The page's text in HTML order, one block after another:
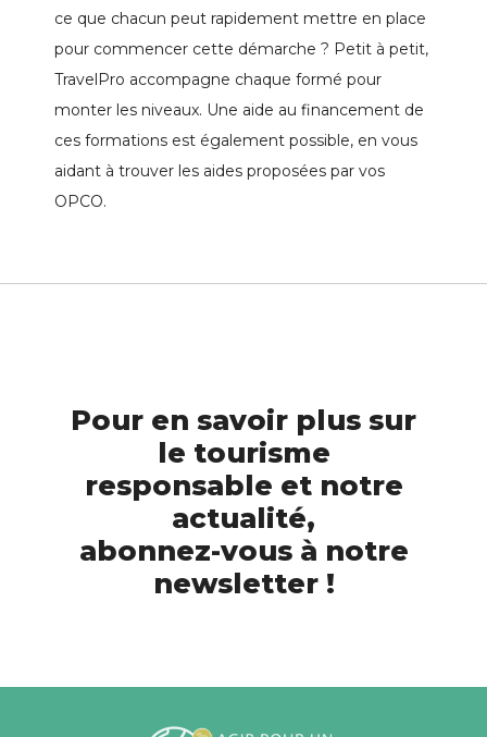
ce que chacun peut rapidement mettre en place
pour commencer cette démarche ? Petit à petit,
TravelPro accompagne chaque formé pour
monter les niveaux. Une aide au financement de
ces formations est également possible, en vous
aidant à trouver les aides proposées par vos
OPCO.
Pour en savoir plus sur
le tourisme
responsable et notre
actualité,
abonnez-vous à notre
newsletter !